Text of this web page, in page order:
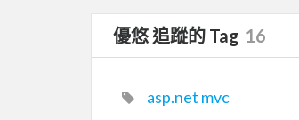
優悠 追蹤的 Tag 16
asp.net mvc